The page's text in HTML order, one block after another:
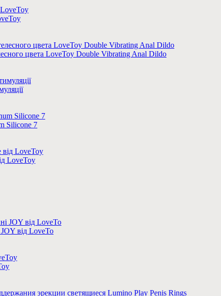
цвета LoveToy Double Vibrating Anal Dildo
Silicone 7
LoveToy
від LoveTo